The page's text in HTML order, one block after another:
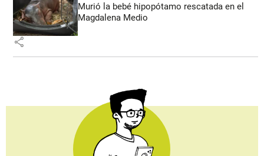
Murió la bebé hipopótamo rescatada en el
Magdalena Medio
share